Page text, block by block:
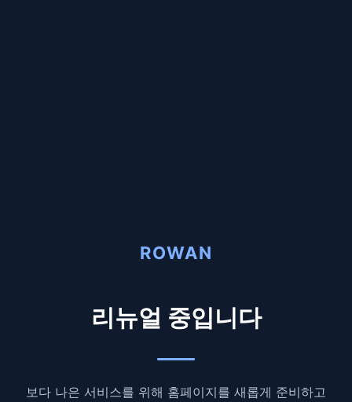
ROWAN
리뉴얼 중입니다
보다 나은 서비스를 위해 홈페이지를 새롭게 준비하고